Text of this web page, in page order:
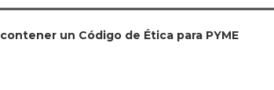
un Código de Ética para PYME